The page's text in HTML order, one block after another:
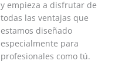
y empieza a disfrutar de
todas las ventajas que
estamos diseñado
especialmente para
profesionales como tú.